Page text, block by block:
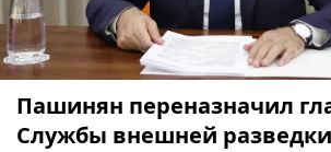
Пашинян переназначил
Службы внешней